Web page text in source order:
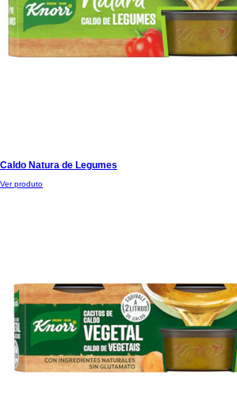
Caldo Natura de Legumes
Ver produto